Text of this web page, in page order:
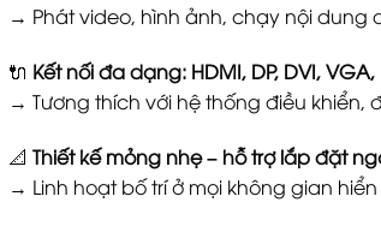
→ Phát video, hình ảnh, chạy nội
🔌 Kết nối đa dạng: HDMI, DP, DVI, VGA,
→ Tương thích với hệ thống điều khiển,
📐 Thiết kế mỏng nhẹ – hỗ trợ lắp đặt
→ Linh hoạt bố trí ở mọi không gian